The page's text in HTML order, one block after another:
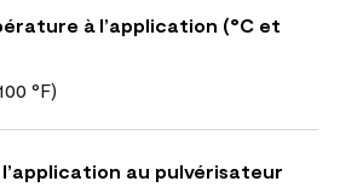
à l’application (°C et
°F)
au pulvérisateur